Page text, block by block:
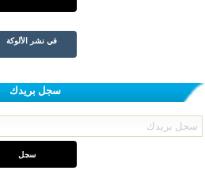
في نشر الألوكة
سجل بريدك